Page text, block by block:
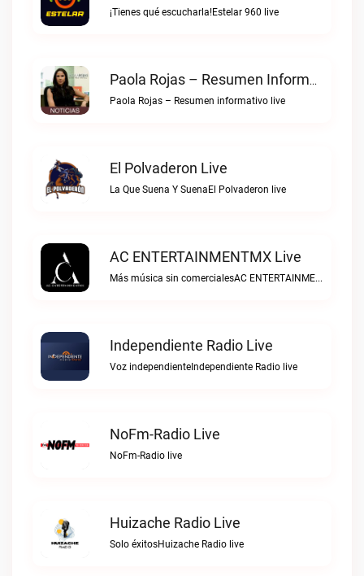
¡Tienes qué escucharla!Estelar 960 live
Paola Rojas – Resumen Informativo Live
Paola Rojas – Resumen informativo live
El Polvaderon Live
La Que Suena Y SuenaEl Polvaderon live
AC ENTERTAINMENTMX Live
Más música sin comercialesAC ENTERTAINMENTMX live
Independiente Radio Live
Voz independienteIndependiente Radio live
NoFm-Radio Live
NoFm-Radio live
Huizache Radio Live
Solo éxitosHuizache Radio live